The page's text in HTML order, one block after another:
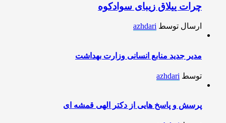
چرات ییلاق زیبای سوادکوه
ارسال توسط azhdari
مدیر جدید منابع انسانی وزارت بهداشت
توسط azhdari
پرسش و پاسخ هایی از دکتر الهی قمشه ای